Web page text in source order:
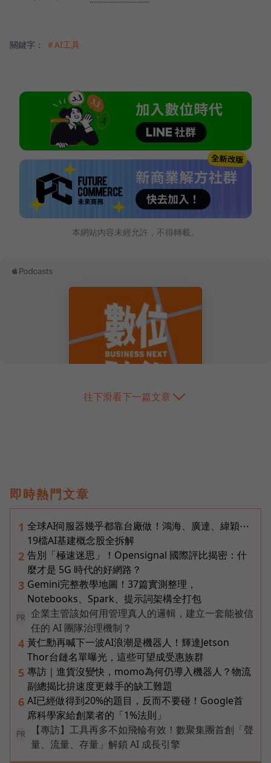
關鍵字： ＃AI工具
本網站內容未經允許，不得轉載。
往下滑看下一篇文章
即時熱門文章
1 全球AI伺服器幾乎都靠台廠做！鴻海、廣達、緯穎⋯
19檔AI基建概念股全拆解
2 告別「極速迷思」！Opensignal 國際評比揭密：什
麼才是 5G 時代的好網路？
3 Gemini完整教學地圖！37篇實測整理，
Notebooks、Spark、提示詞架構全打包
PR
企業主管該如何用管理真人的邏輯，建立一套能被信
任的 AI 團隊治理機制？
4 黃仁勳再喊下一波AI浪潮是機器人！輝達Jetson
Thor台鏈名單曝光，這些可望成受惠族群
5 專訪｜進貨沒變快，momo為何仍導入機器人？物流
副總揭比拚速度更棘手的缺工難題
6 AI已經做得到20%的題目，反而不要碰！Google首
席科學家給創業者的「1%法則」
PR
【專訪】工具再多不如飛輪有效！數聚集團首創「聲
量、流量、存量」解鎖 AI 成長引擎